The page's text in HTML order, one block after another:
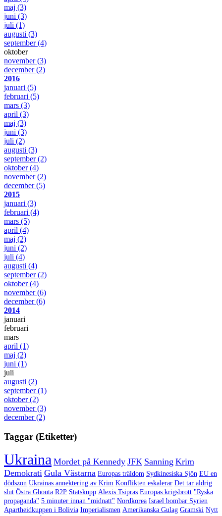
maj (3)
juni (3)
juli (1)
augusti (3)
september(4)
oktober
november(3)
december(2)
2016
januari (5)
februari (5)
mars (3)
april (3)
maj (3)
juni (3)
juli (2)
augusti (3)
september(2)
oktober(4)
november(2)
december(5)
2015
januari (3)
februari (4)
mars (5)
april (4)
maj (2)
juni (2)
juli (4)
augusti (4)
september(2)
oktober(4)
november(6)
december(6)
2014
januari
februari
mars
april (1)
maj (2)
juni (1)
juli
augusti (2)
september(1)
oktober(2)
november(3)
december(2)
Taggar (Etiketter)
Ukraina Mordet på Kennedy JFK Sanning Krim
Demokrati Gula Västarna Europas träldom Sydkinesiska Sjön EU en
dödszon Ukrainas annektering av Krim Konflikten eskalerar Det tar aldrig
slut Östra Ghouta R2P Statskupp Alexis Tsipras Europas krigsbrott "Ryska
propaganda" 5 minuter innan "midnatt" Nordkorea Israel bombar Syrien
Apartheidkuppen i Bolivia Imperialismen Amerikanska Gulag Gramski Nytt